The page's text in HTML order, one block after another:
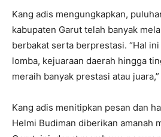
Kang adis mengungkapkan,
kabupaten Garut telah banyak
berbakat serta berprestasi. “Hal
lomba, kejuaraan daerah hingga
meraih banyak prestasi atau
Kang adis menitipkan pesan dan
Helmi Budiman diberikan amanah